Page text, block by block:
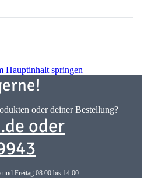
Hauptinhalt springen
oder deiner Bestellung?
oder
Freitag 08:00 bis 14:00